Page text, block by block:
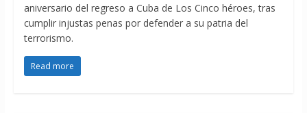
aniversario del regreso a Cuba de Los Cinco héroes, tras
cumplir injustas penas por defender a su patria del
terrorismo.
Read more